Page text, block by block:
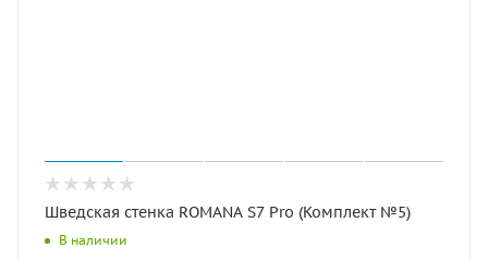
Шведская стенка ROMANA S7 Pro (Комплект №5)
В наличии